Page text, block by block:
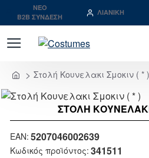
NEO
B2B ΣΥΝΔΕΣΗ
ΛΙΑΝΙΚΉ
Στολή Κουνελακι Σμοκιν ( * )
ΣΤΟΛΉ
Κωδικός προϊόντος: 341511
EAN: 5207046002639